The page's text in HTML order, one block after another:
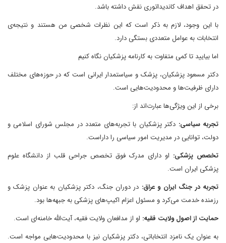
در تحقق اهداف کاندیداتوری نقش داشته باشد.
با این وجود، لازم به ذکر است که این نظرات شخصی من هستند و نتیجه‌ی
انتخابات به عوامل متعددی بستگی دارد.
اما بیایید تا کمی متفاوت به کارنامه پزشکیان نگاه کنیم
دکتر مسعود پزشکیان، پزشک و سیاستمدار ایرانی است که در حوزه‌های مختلف
دارای ظرفیت‌ها و محدودیت‌هایی است.
برخی از این ویژگی‌ها عبارت‌اند از:
تجربه سیاسی: دکتر پزشکیان با تجربه‌های متعدد در مجلس شورای اسلامی و
دولت، توانایی در مدیریت امور سیاسی را داراست.
تخصص پزشکی: او دارای مدرک فوق تخصص جراحی قلب از دانشگاه علوم
پزشکی ایران است.
تجربه در جنگ ایران و عراق: در دوران جنگ، دکتر پزشکیان به عنوان پزشک و
رزمنده خدمت می‌کرد و مسئول اعزام اکیپ‌های پزشکی به جبهه‌ها بود.
حمایت از اصول ولایت فقیه: او از مدافعان ولایت فقیه، آیت‌الله خامنه‌ای است.
به عنوان یک نامزد انتخاباتی، دکتر پزشکیان نیز با محدودیت‌هایی مواجه است.